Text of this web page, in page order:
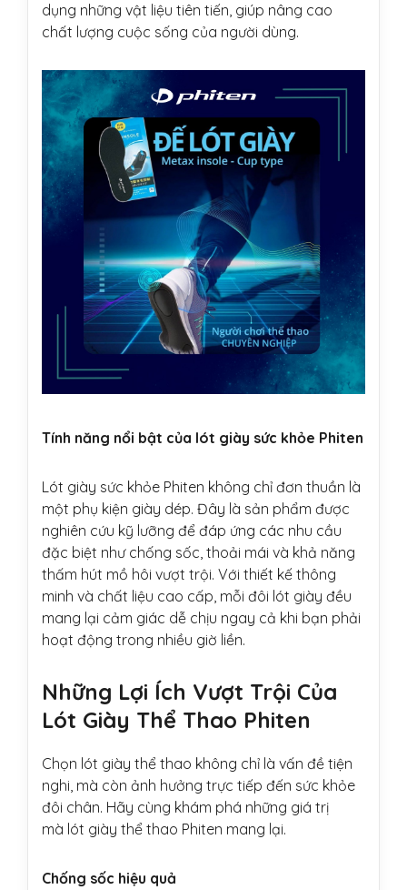
dụng những vật liệu tiên tiến, giúp nâng cao
chất lượng cuộc sống của người dùng.
Tính năng nổi bật của lót giày sức khỏe Phiten
Lót giày sức khỏe Phiten không chỉ đơn thuần là
một phụ kiện giày dép. Đây là sản phẩm được
nghiên cứu kỹ lưỡng để đáp ứng các nhu cầu
đặc biệt như chống sốc, thoải mái và khả năng
thấm hút mồ hôi vượt trội. Với thiết kế thông
minh và chất liệu cao cấp, mỗi đôi lót giày đều
mang lại cảm giác dễ chịu ngay cả khi bạn phải
hoạt động trong nhiều giờ liền.
Những Lợi Ích Vượt Trội Của
Lót Giày Thể Thao Phiten
Chọn lót giày thể thao không chỉ là vấn đề tiện
nghi, mà còn ảnh hưởng trực tiếp đến sức khỏe
đôi chân. Hãy cùng khám phá những giá trị
mà lót giày thể thao Phiten mang lại.
Chống sốc hiệu quả